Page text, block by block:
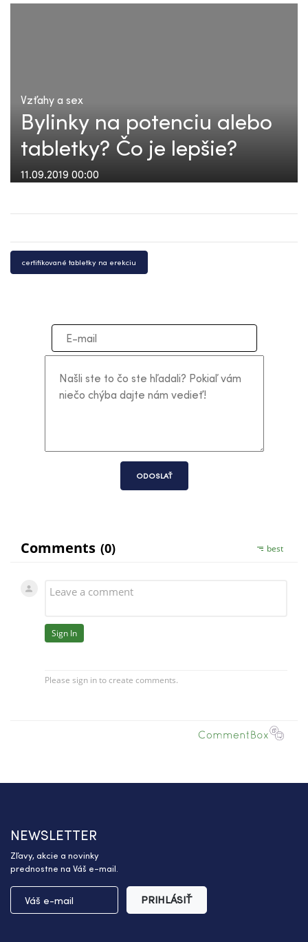
Vzťahy a sex
Bylinky na potenciu alebo
tabletky? Čo je lepšie?
11.09.2019 00:00
certifikované tabletky na erekciu
ODOSLAŤ
NEWSLETTER
Zľavy, akcie a novinky
prednostne na Váš e-mail.
PRIHLÁSIŤ